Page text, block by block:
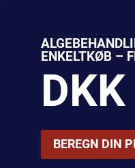
ENKELTKØB –
BEREGN DIN